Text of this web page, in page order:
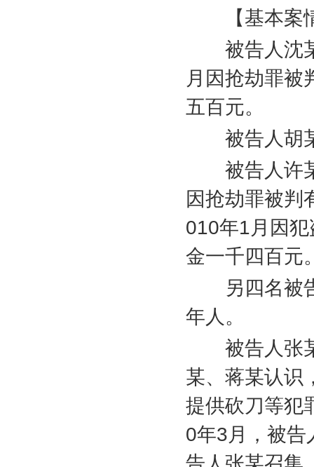
【基本案
被告人沈
月因抢劫罪被
五百元。
被告人胡
被告人许
因抢劫罪被判
010年1月因
金一千四百元
另四名被告
年人。
被告人张某
某、蒋某认识
提供砍刀等犯
0年3月，被